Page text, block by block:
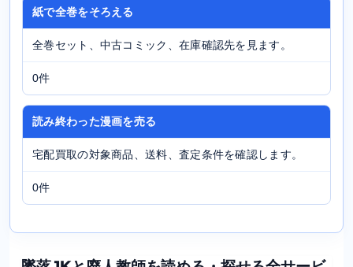
紙で全巻をそろえる
全巻セット、中古コミック、在庫確認先を見ます。
0件
読み終わった漫画を売る
宅配買取の対象商品、送料、査定条件を確認します。
0件